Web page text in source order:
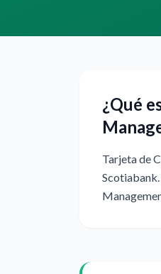
¿Qué
Tarjeta de